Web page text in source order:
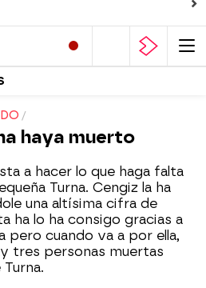
haya muerto
a hacer lo que haga falta
Turna. Cengiz la ha
una altísima cifra de
ha lo ha consigo gracias a
pero cuando va a por ella,
tres personas muertas